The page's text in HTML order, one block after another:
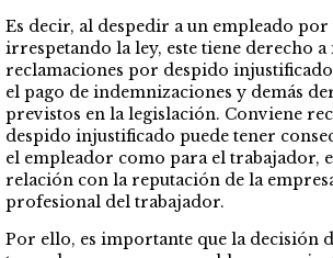
Es decir, al despedir a un empleado
irrespetando la ley, este tiene derecho
reclamaciones por despido
el pago de indemnizaciones y demás
previstos en la legislación. Conviene
despido injustificado puede tener
el empleador como para el trabajador,
relación con la reputación de la
profesional del trabajador.
Por ello, es importante que la decisión